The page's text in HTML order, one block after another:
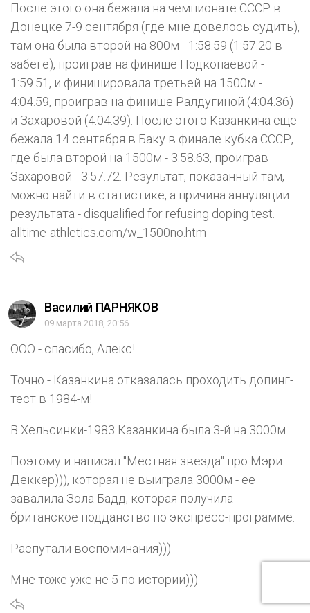
После этого она бежала на чемпионате СССР в
Донецке 7-9 сентября (где мне довелось судить),
там она была второй на 800м - 1:58.59 (1:57.20 в
забеге), проиграв на финише Подкопаевой -
1:59.51, и финишировала третьей на 1500м -
4:04.59, проиграв на финише Ралдугиной (4:04.36)
и Захаровой (4:04.39). После этого Казанкина ещё
бежала 14 сентября в Баку в финале кубка СССР,
где была второй на 1500м - 3:58.63, проиграв
Захаровой - 3:57.72. Результат, показанный там,
можно найти в статистике, а причина аннуляции
результата - disqualified for refusing doping test.
alltime-athletics.com/w_1500no.htm
Василий ПАРНЯКОВ
09 марта 2018, 20:56
ООО - спасибо, Алекс!
Точно - Казанкина отказалась проходить допинг-
тест в 1984-м!
В Хельсинки-1983 Казанкина была 3-й на 3000м.
Поэтому и написал "Местная звезда" про Мэри
Деккер))), которая не выиграла 3000м - ее
завалила Зола Бадд, которая получила
британское подданство по экспресс-программе.
Распутали воспоминания)))
Мне тоже уже не 5 по истории)))